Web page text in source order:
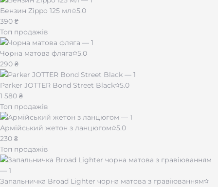
Бензин Zippo 125 мл
5.0
390 ₴
Топ продажів
Чорна матова фляга
5.0
290 ₴
Parker JOTTER Bond Street Black 5.0
1 580 ₴
Топ продажів
Армійський жетон з ланцюгом
5.0
230 ₴
Топ продажів
Запальничка Broad Lighter чорна матова з гравіюванням